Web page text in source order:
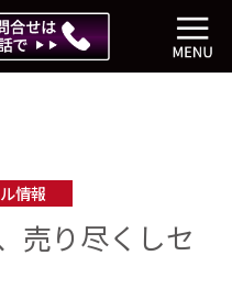
情報
売り尽くしセ